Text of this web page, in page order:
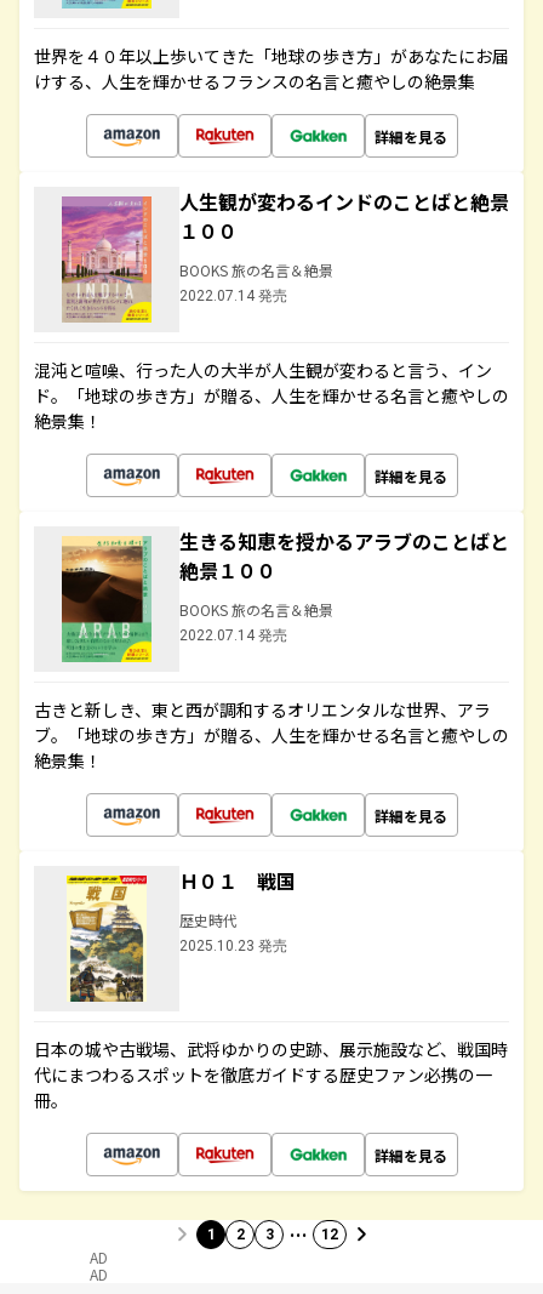
世界を４０年以上歩いてきた「地球の歩き方」があなたにお届
けする、人生を輝かせるフランスの名言と癒やしの絶景集
詳細を見る
人生観が変わるインドのことばと絶景
１００
BOOKS 旅の名言＆絶景
2022.07.14 発売
混沌と喧噪、行った人の大半が人生観が変わると言う、イン
ド。「地球の歩き方」が贈る、人生を輝かせる名言と癒やしの
絶景集！
詳細を見る
生きる知恵を授かるアラブのことばと
絶景１００
BOOKS 旅の名言＆絶景
2022.07.14 発売
古きと新しき、東と西が調和するオリエンタルな世界、アラ
ブ。「地球の歩き方」が贈る、人生を輝かせる名言と癒やしの
絶景集！
詳細を見る
Ｈ０１ 戦国
歴史時代
2025.10.23 発売
日本の城や古戦場、武将ゆかりの史跡、展示施設など、戦国時
代にまつわるスポットを徹底ガイドする歴史ファン必携の一
冊。
詳細を見る
1 2 3 … 12
AD
AD